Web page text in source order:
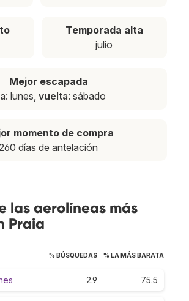
Temporada alta
julio
Mejor escapada
: lunes, vuelta: sábado
momento de compra
días de antelación
las aerolíneas más
Praia
% BÚSQUEDAS % LA MÁS BARATA
2.9 75.5